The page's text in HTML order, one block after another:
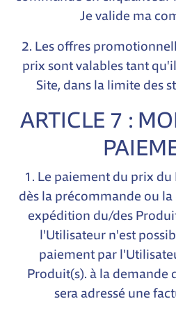
Je valide ma
2. Les offres
prix sont valables tant
Site, dans la limite des
ARTICLE 7 :
1. Le paiement du prix
dès la précommande ou
expédition du/des
l'Utilisateur n'est
paiement par
Produit(s). à la demande
sera adressé une